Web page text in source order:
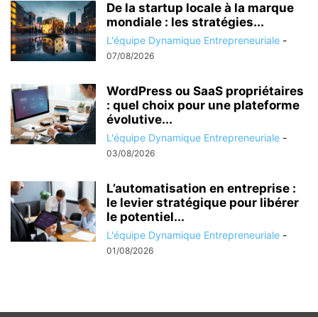
De la startup locale à la marque
mondiale : les stratégies...
L'équipe Dynamique Entrepreneuriale -
07/08/2026
WordPress ou SaaS propriétaires
: quel choix pour une plateforme
évolutive...
L'équipe Dynamique Entrepreneuriale -
03/08/2026
L’automatisation en entreprise :
le levier stratégique pour libérer
le potentiel...
L'équipe Dynamique Entrepreneuriale -
01/08/2026